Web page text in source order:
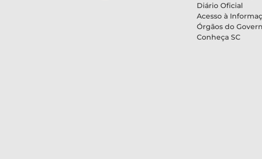
Diário Oficial
Acesso à
Órgãos do
Conheça SC